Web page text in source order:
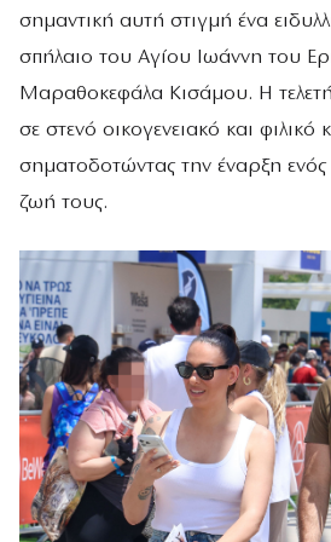
σημαντική αυτή στιγμή ένα
σπήλαιο του Αγίου Ιωάννη του
Μαραθοκεφάλα Κισάμου. Η
σε στενό οικογενειακό και φιλικό
σηματοδοτώντας την έναρξη
ζωή τους.